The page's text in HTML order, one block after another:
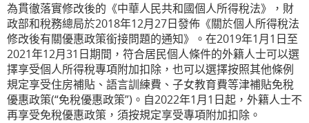
為貫徹落實修改後的《中華人民共和國個人所得稅法》，財
政部和稅務總局於2018年12月27日發佈《關於個人所得稅法
修改後有關優惠政策銜接問題的通知》。在2019年1月1日至
2021年12月31日期間，符合居民個人條件的外籍人士可以選
擇享受個人所得稅專項附加扣除，也可以選擇按照其他條例
規定享受住房補貼、語言訓練費、子女教育費等津補貼免稅
優惠政策(“免稅優惠政策”)。自2022年1月1日起，外籍人士不
再享受免稅優惠政策，須按規定享受專項附加扣除。